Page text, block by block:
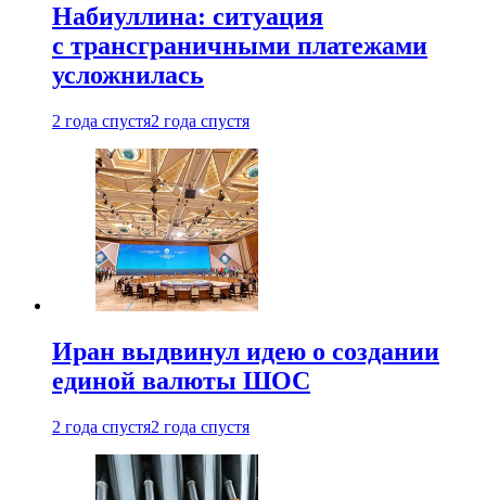
Набиуллина: ситуация
с трансграничными платежами
усложнилась
2 года спустя2 года спустя
Иран выдвинул идею о создании
единой валюты ШОС
2 года спустя2 года спустя